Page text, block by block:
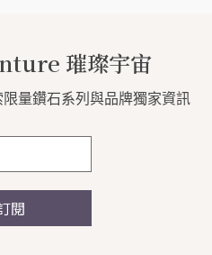
璀璨宇宙
量鑽石系列與品牌獨家資訊
閱